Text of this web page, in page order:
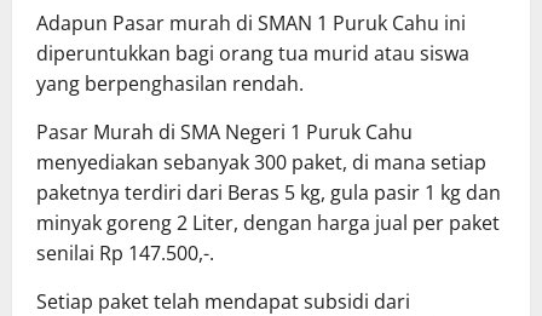
Adapun Pasar murah di SMAN 1 Puruk Cahu ini
diperuntukkan bagi orang tua murid atau siswa
yang berpenghasilan rendah.
Pasar Murah di SMA Negeri 1 Puruk Cahu
menyediakan sebanyak 300 paket, di mana setiap
paketnya terdiri dari Beras 5 kg, gula pasir 1 kg dan
minyak goreng 2 Liter, dengan harga jual per paket
senilai Rp 147.500,-.
Setiap paket telah mendapat subsidi dari